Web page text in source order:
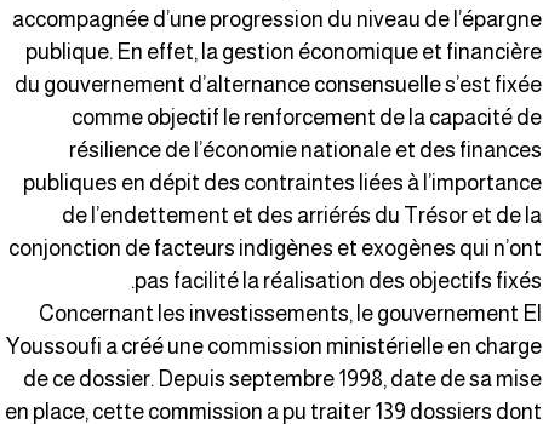
accompagnée d’une progression du niveau de
publique. En effet, la gestion économique et
du gouvernement d’alternance consensuelle s’est
comme objectif le renforcement de la capacité
résilience de l’économie nationale et des
publiques en dépit des contraintes liées à
de l’endettement et des arriérés du Trésor et de
conjonction de facteurs indigènes et exogènes qui
pas facilité la réalisation des objectifs
Concernant les investissements, le gouvernement
Youssoufi a créé une commission ministérielle en
de ce dossier. Depuis septembre 1998, date de sa
en place, cette commission a pu traiter 139 dossiers